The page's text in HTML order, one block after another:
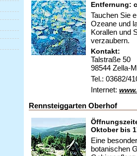
Entfernung:
Tauchen Sie
Ozeane und
Korallen und
verzaubern.
Kontakt:
Talstraße 50
98544 Zella-
Tel.: 03682/
Internet:
Rennsteiggarten Oberhof
Oktober bis
Eine
botanischen